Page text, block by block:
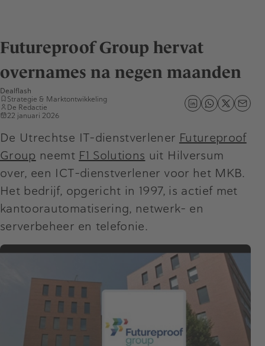
Futureproof Group hervat
overnames na negen maanden
Dealflash
Strategie & Marktontwikkeling
De Redactie
22 januari 2026
De Utrechtse IT-dienstverlener Futureproof
Group neemt F1 Solutions uit Hilversum
over, een ICT-dienstverlener voor het MKB.
Het bedrijf, opgericht in 1997, is actief met
kantoorautomatisering, netwerk- en
serverbeheer en telefonie.